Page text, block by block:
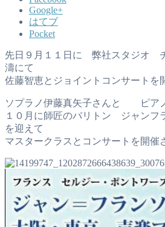
Google+
はてブ
Pocket
先日９月１１日に 弊社スタジオ
濤にて
佐藤智恵とジョイントコンサートを
ソプラノ伊藤真矢子さんと ピア
１０月に師匠のバリトン ジャンフ
を迎えて
マスタークラスとコンサートを開催